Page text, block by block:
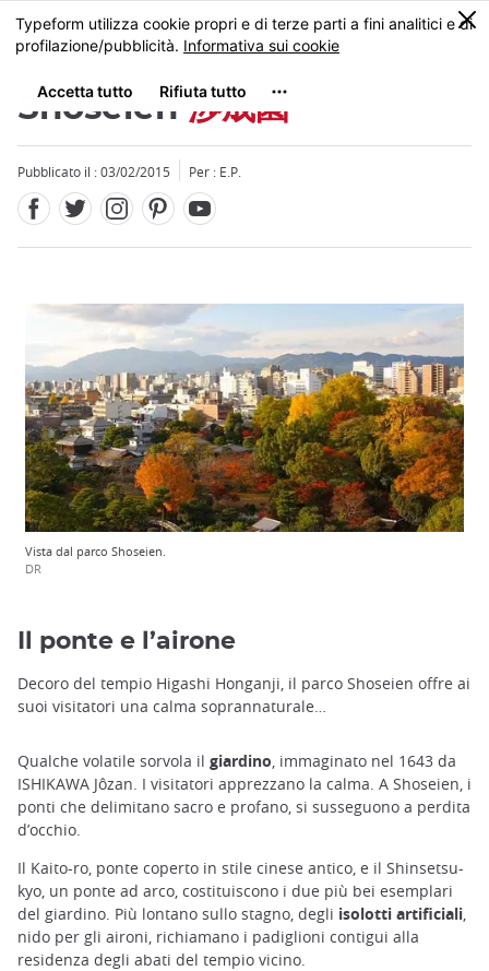
Skip
to
content
MENU
0
Shoseien渉成園
Pubblicato il : 03/02/2015 Per : E.P.
Vista dal parco Shoseien.
DR
Il ponte e l’airone
Decoro del tempio Higashi Honganji, il parco Shoseien offre ai
suoi visitatori una calma soprannaturale…
Qualche volatile sorvola il giardino , immaginato nel 1643 da
ISHIKAWA Jôzan. I visitatori apprezzano la calma. A Shoseien, i
ponti che delimitano sacro e profano, si susseguono a perdita
d’occhio.
Il Kaito-ro, ponte coperto in stile cinese antico, e il Shinsetsu-
kyo, un ponte ad arco, costituiscono i due più bei esemplari
del giardino. Più lontano sullo stagno, degli isolotti artificiali,
nido per gli aironi, richiamano i padiglioni contigui alla
residenza degli abati del tempio vicino.